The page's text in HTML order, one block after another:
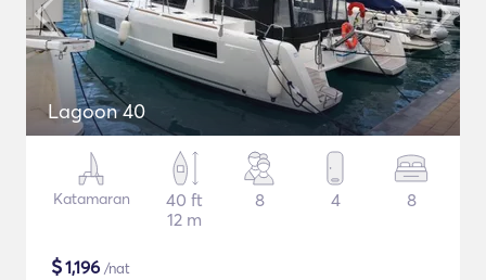
Lagoon 40
Katamaran
40 ft
12 m
8 4 8
$1,196 /nat